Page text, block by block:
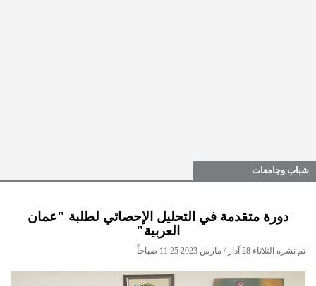
شباب وجامعات
دورة متقدمة في التحليل الإحصائي لطلبة "عمان
العربية"
تم نشره الثلاثاء 28 آذار / مارس 2023 11:25 صباحاً